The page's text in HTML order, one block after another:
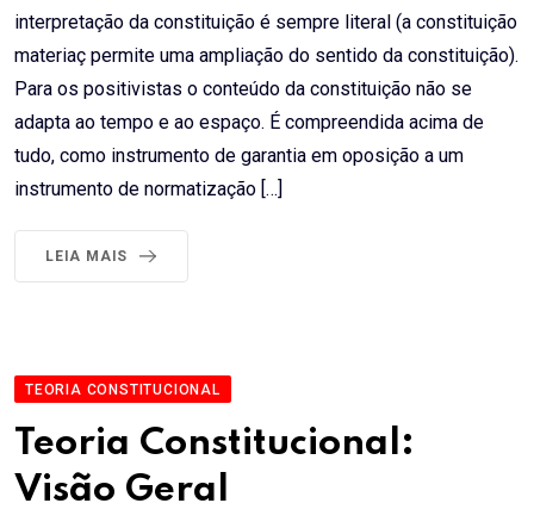
interpretação da constituição é sempre literal (a constituição
materiaç permite uma ampliação do sentido da constituição).
Para os positivistas o conteúdo da constituição não se
adapta ao tempo e ao espaço. É compreendida acima de
tudo, como instrumento de garantia em oposição a um
instrumento de normatização […]
LEIA MAIS
TEORIA CONSTITUCIONAL
Teoria Constitucional:
Visão Geral